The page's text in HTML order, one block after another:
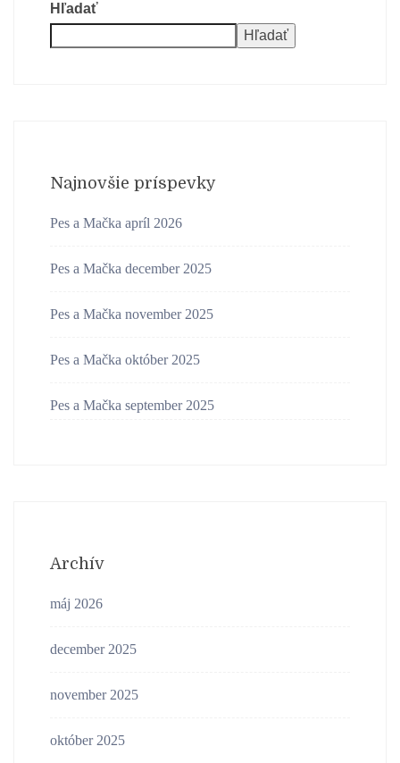
Hľadať
Hľadať
Najnovšie príspevky
Pes a Mačka apríl 2026
Pes a Mačka december 2025
Pes a Mačka november 2025
Pes a Mačka október 2025
Pes a Mačka september 2025
Archív
máj 2026
december 2025
november 2025
október 2025